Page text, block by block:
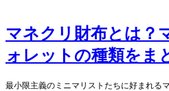
マネクリ財布とは？
ォレットの種類をま
最小限主義のミニマリストたちに好まれる